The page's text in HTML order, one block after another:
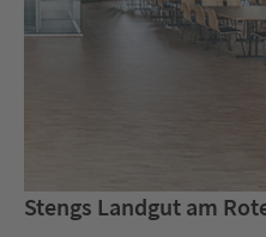
Stengs Landgut am